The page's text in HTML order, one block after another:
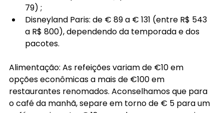
79) ;
Disneyland Paris: de € 89 a € 131 (entre R$ 543
a R$ 800), dependendo da temporada e dos
pacotes.
Alimentação: As refeições variam de €10 em
opções econômicas a mais de €100 em
restaurantes renomados. Aconselhamos que para
o café da manhã, separe em torno de € 5 para um